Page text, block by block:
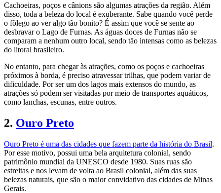
Cachoeiras, poços e cânions são algumas atrações da região. Além
disso, toda a beleza do local é exuberante. Sabe quando você perde
o fôlego ao ver algo tão bonito? É assim que você se sente ao
desbravar o Lago de Furnas. As águas doces de Furnas não se
comparam a nenhum outro local, sendo tão intensas como as belezas
do litoral brasileiro.
No entanto, para chegar às atrações, como os poços e cachoeiras
próximos à borda, é preciso atravessar trilhas, que podem variar de
dificuldade. Por ser um dos lagos mais extensos do mundo, as
atrações só podem ser visitadas por meio de transportes aquáticos,
como lanchas, escunas, entre outros.
2. Ouro Preto
Ouro Preto é uma das cidades que fazem parte da história do Brasil.
Por esse motivo, possui uma bela arquitetura colonial, sendo
patrimônio mundial da UNESCO desde 1980. Suas ruas são
estreitas e nos levam de volta ao Brasil colonial, além das suas
belezas naturais, que são o maior convidativo das cidades de Minas
Gerais.